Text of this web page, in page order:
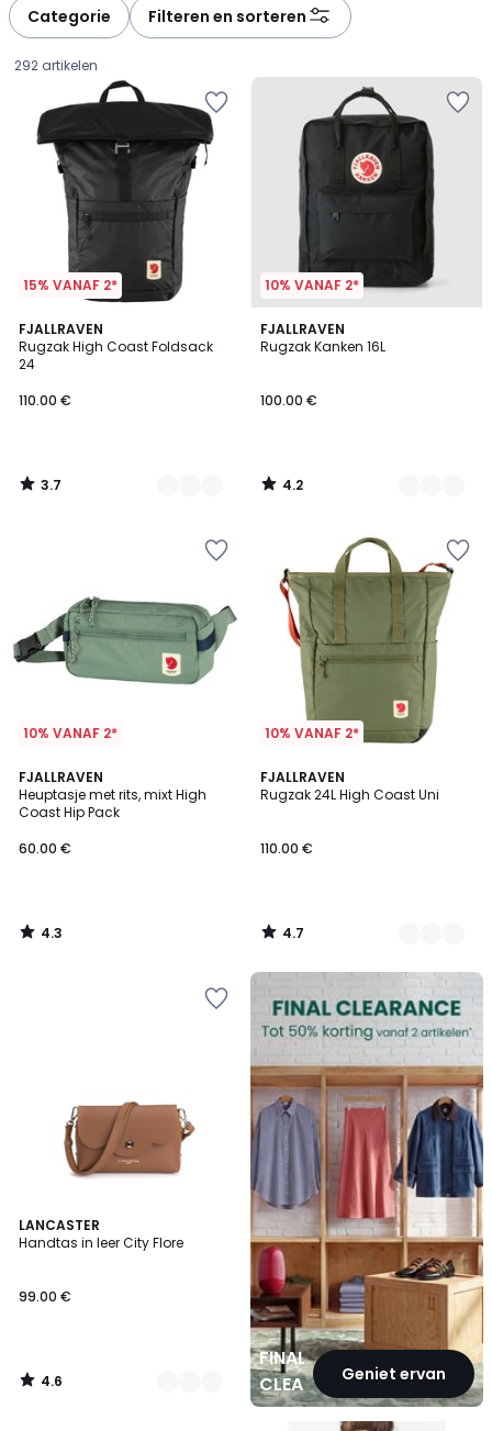
Categorie Filteren en sorteren
292 artikelen
15% VANAF 2*
FJALLRAVEN
Rugzak High Coast Foldsack
24
€.
110.00 €
3.7
/ 5
2
Kleuren
3.7
/
10% VANAF 2*
FJALLRAVEN
Rugzak Kanken 16L
100.00 €
4.2
/ 5
3
Kleuren
4.2
/
10% VANAF 2*
FJALLRAVEN
Heuptasje met rits, mixt High
Coast Hip Pack
60.00 €
4.3
/ 5
4.3
/
10% VANAF 2*
FJALLRAVEN
Rugzak 24L High Coast Uni
110.00 €
4.7
/ 5
5
Kleuren
4.7
/
LANCASTER
Handtas in leer City Flore
99.00 €
4.6
/ 5
2
Kleuren
4.6
/
FINAL
CLEARANCEGeniet ervan
FINAL
CLEARANCE